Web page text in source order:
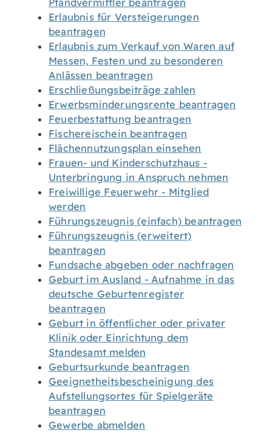
Pfandvermittler beantragen
Erlaubnis für Versteigerungen
beantragen
Erlaubnis zum Verkauf von Waren auf
Messen, Festen und zu besonderen
Anlässen beantragen
Erschließungsbeiträge zahlen
Erwerbsminderungsrente beantragen
Feuerbestattung beantragen
Fischereischein beantragen
Flächennutzungsplan einsehen
Frauen- und Kinderschutzhaus -
Unterbringung in Anspruch nehmen
Freiwillige Feuerwehr - Mitglied
werden
Führungszeugnis (einfach) beantragen
Führungszeugnis (erweitert)
beantragen
Fundsache abgeben oder nachfragen
Geburt im Ausland - Aufnahme in das
deutsche Geburtenregister
beantragen
Geburt in öffentlicher oder privater
Klinik oder Einrichtung dem
Standesamt melden
Geburtsurkunde beantragen
Geeignetheitsbescheinigung des
Aufstellungsortes für Spielgeräte
beantragen
Gewerbe abmelden